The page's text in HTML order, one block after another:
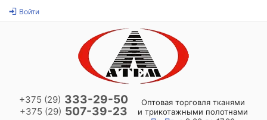
Войти
+375 (29) 333-29-50
+375 (29) 507-39-23
Оптовая торговля тканями
и трикотажными полотнами